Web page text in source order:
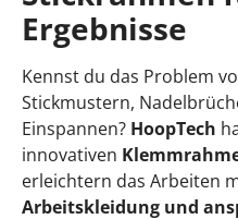
Ergebnisse
Kennst du das Problem
Stickmustern,
Einspannen? HoopTech
innovativen
erleichtern das Arbeiten
Arbeitskleidung und